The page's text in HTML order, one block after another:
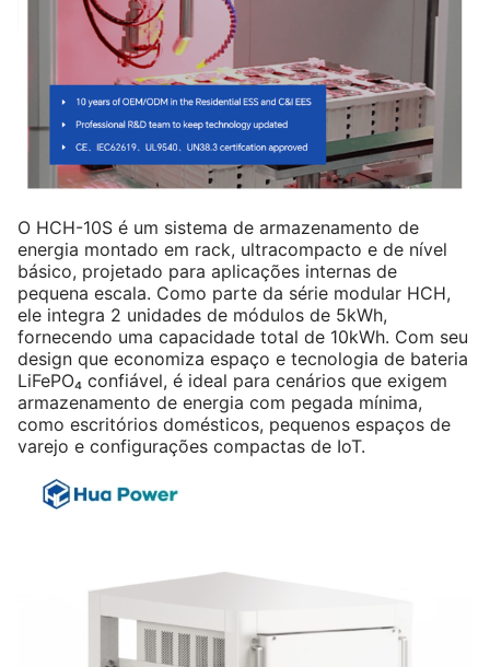
O HCH-10S é um sistema de armazenamento de
energia montado em rack, ultracompacto e de nível
básico, projetado para aplicações internas de
pequena escala. Como parte da série modular HCH,
ele integra 2 unidades de módulos de 5kWh,
fornecendo uma capacidade total de 10kWh. Com seu
design que economiza espaço e tecnologia de bateria
LiFePO₄ confiável, é ideal para cenários que exigem
armazenamento de energia com pegada mínima,
como escritórios domésticos, pequenos espaços de
varejo e configurações compactas de IoT.